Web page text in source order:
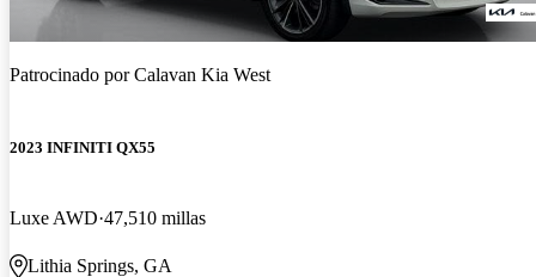
Patrocinado porCalavan Kia West
2023 INFINITI QX55
Luxe AWD 47,510 millas
Lithia Springs, GA